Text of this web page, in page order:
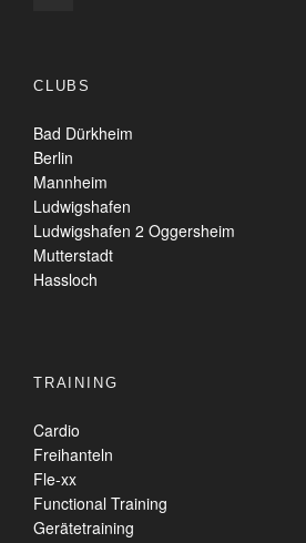
CLUBS
Bad Dürkheim
Berlin
Mannheim
Ludwigshafen
Ludwigshafen 2 Oggersheim
Mutterstadt
Hassloch
TRAINING
Cardio
Freihanteln
Fle-xx
Functional Training
Gerätetraining